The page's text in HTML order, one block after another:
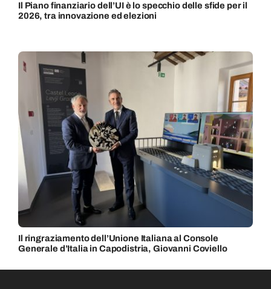
Il Piano finanziario dell’UI è lo specchio delle sfide per il
2026, tra innovazione ed elezioni
Il ringraziamento dell’Unione Italiana al Console
Generale d’Italia in Capodistria, Giovanni Coviello